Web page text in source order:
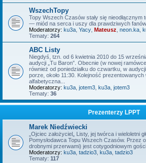
WszechTopy
Topy Wszech Czasów stały się
— miód na serca i uszy dla prawdziwych fanów
Moderatorzy: ku3a Yacy Mateusz neon.ka
Tematy: 264
ABC Listy
Niegdyś, tzn. od 6 kwietnia 2010 do 15
audycji „Tu Baron”. Obecnie (w nowej
również od poniedziałku do czwartku, w audycji
porze, około 11:30. Kolejność
alfabetyczna...
Moderatorzy: ku3a jotem3 ku3a jotem3
Tematy: 36
Prezenterzy LPPT
Marek Niedźwiecki
„Ojciec założyciel„ Listy, jej twórca i wieloletni
Pomysłodawca Topu Wszech Czasów. Przez
drobnymi przerwami) jest cotygodniowym
Moderatorzy: ku3a tadzio3 ku3a tadzio3
Tematy: 117